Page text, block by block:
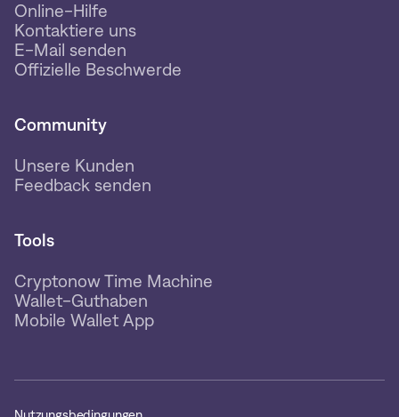
Online-Hilfe
Kontaktiere uns
E-Mail senden
Offizielle Beschwerde
Community
Unsere Kunden
Feedback senden
Tools
Cryptonow Time Machine
Wallet-Guthaben
Mobile Wallet App